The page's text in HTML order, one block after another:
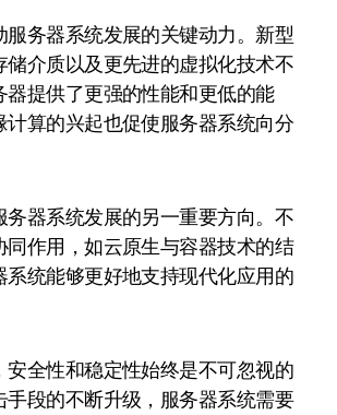
服务器系统发展的关键动力。新型
储介质以及更先进的虚拟化技术不
器提供了更强的性能和更低的能
计算的兴起也促使服务器系统向分
务器系统发展的另一重要方向。不
同作用，如云原生与容器技术的结
系统能够更好地支持现代化应用的
安全性和稳定性始终是不可忽视的
手段的不断升级，服务器系统需要